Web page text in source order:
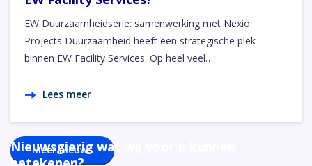
EW Duurzaamheidserie: samenwerking met Nexio
Projects Duurzaamheid heeft een strategische plek
binnen EW Facility Services. Op heel veel…
Lees meer
Meer nieuws
Nieuwsgierig wat wij voor u kunnen